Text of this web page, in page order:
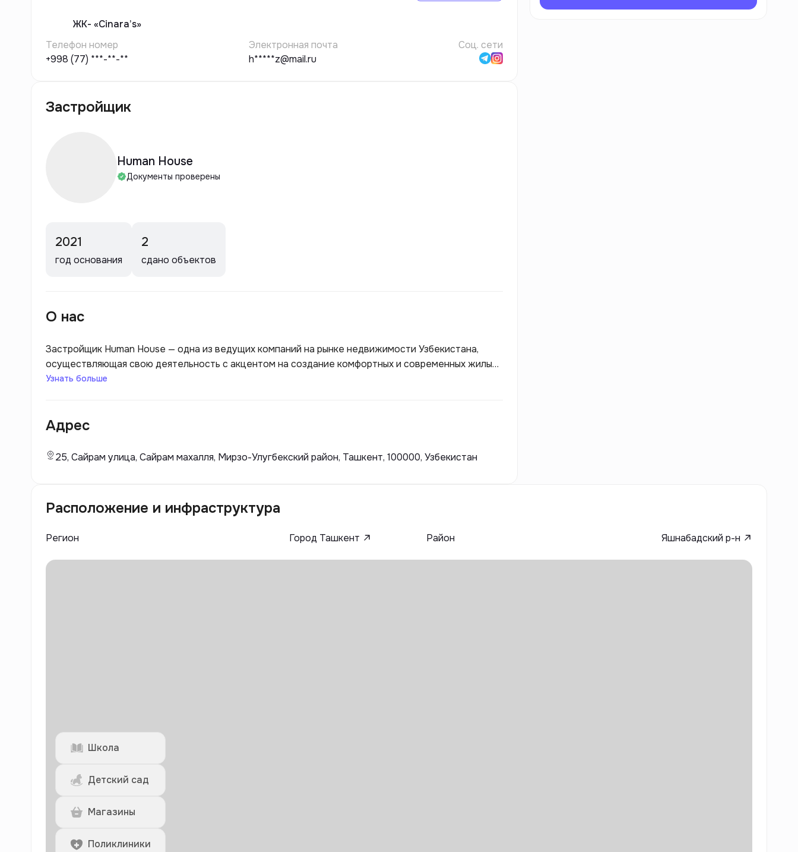
ЖК- «Cinara’s»
Телефон номер
+998 (77) ***-**-**
Электронная почта
h*****z@mail.ru
Соц. сети
Застройщик
Human House
Документы проверены
2021
год основания
2
сдано объектов
О нас
Застройщик Human House — одна из ведущих компаний на рынке недвижимости Узбекистана,
осуществляющая свою деятельность с акцентом на создание комфортных и современных жилых
комплексов. Компания зарекомендовала себя как надежный партнер, предлагающий не только
делает их привлекательными для разнообразной целевой аудитории.
Узнать больше
Адрес
25, Сайрам улица, Сайрам махалля, Мирзо-Улугбекский район, Ташкент, 100000, Узбекистан
Расположение и инфраструктура
Регион Город Ташкент Район Яшнабадский р-н
Школа
Детский сад
Магазины
Поликлиники